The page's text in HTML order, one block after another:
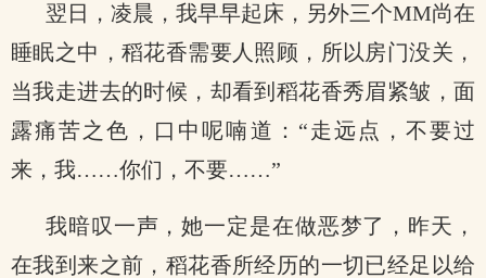
翌日，凌晨，我早早起床，另外三个MM尚在
睡眠之中，稻花香需要人照顾，所以房门没关，
当我走进去的时候，却看到稻花香秀眉紧皱，面
露痛苦之色，口中呢喃道：“走远点，不要过
来，我……你们，不要……”
我暗叹一声，她一定是在做恶梦了，昨天，
在我到来之前，稻花香所经历的一切已经足以给